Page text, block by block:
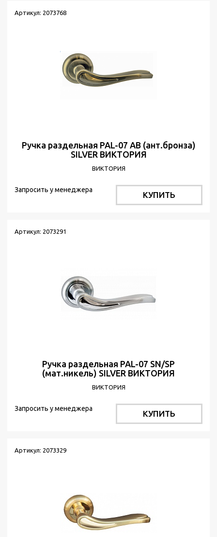
Артикул: 2073768
Ручка раздельная PAL-07 АВ (ант.бронза)
SILVER ВИКТОРИЯ
ВИКТОРИЯ
Запросить у менеджера
КУПИТЬ
Артикул: 2073291
Ручка раздельная PAL-07 SN/SP
(мат.никель) SILVER ВИКТОРИЯ
ВИКТОРИЯ
Запросить у менеджера
КУПИТЬ
Артикул: 2073329